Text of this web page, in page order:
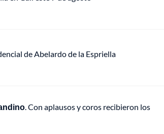
de Abelardo de la Espriella
. Con aplausos y coros recibieron los